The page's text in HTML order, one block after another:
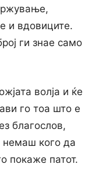
и вдовиците.
ги знае само
волја и ќе
го тоа што е
благослов,
немаш кого да
покаже патот.